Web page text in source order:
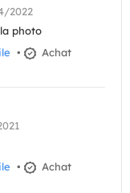
2022
photo
•
Achat
•
Achat